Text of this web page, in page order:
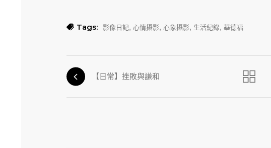
Tags: 影像日記, 心情攝影, 心象攝影, 生活紀錄, 華德福
【日常】挫敗與謙和